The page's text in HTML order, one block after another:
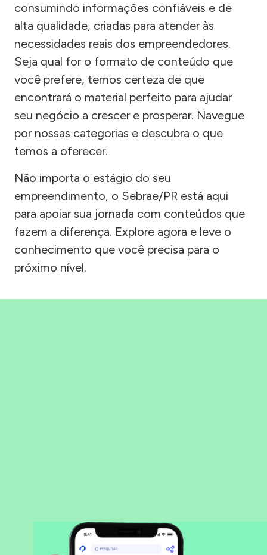
consumindo informações confiáveis e de
alta qualidade, criadas para atender às
necessidades reais dos empreendedores.
Seja qual for o formato de conteúdo que
você prefere, temos certeza de que
encontrará o material perfeito para ajudar
seu negócio a crescer e prosperar. Navegue
por nossas categorias e descubra o que
temos a oferecer.
Não importa o estágio do seu
empreendimento, o Sebrae/PR está aqui
para apoiar sua jornada com conteúdos que
fazem a diferença. Explore agora e leve o
conhecimento que você precisa para o
próximo nível.